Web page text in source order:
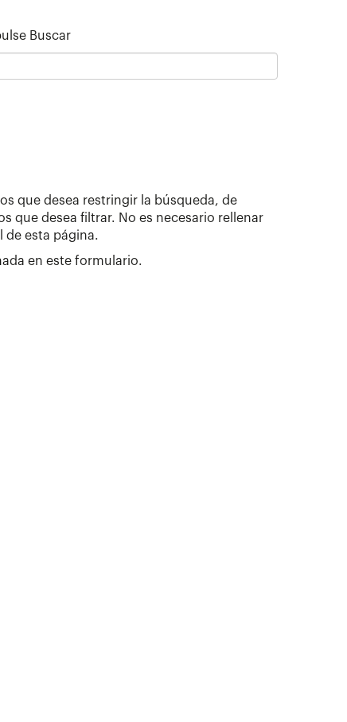
Buscar
que desea restringir la búsqueda, de
que desea filtrar. No es necesario rellenar
de esta página.
en este formulario.